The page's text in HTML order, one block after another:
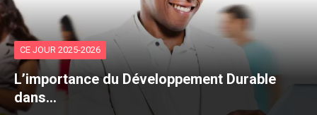
CE JOUR 2025-2026
L’importance du Développement Durable
dans…